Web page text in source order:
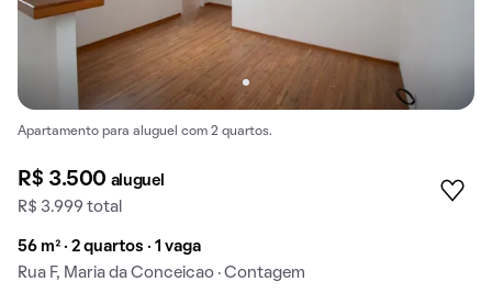
Apartamento para aluguel com 2 quartos.
R$ 3.500 aluguel
R$ 3.999 total
56 m² · 2 quartos · 1 vaga
Rua F, Maria da Conceicao · Contagem